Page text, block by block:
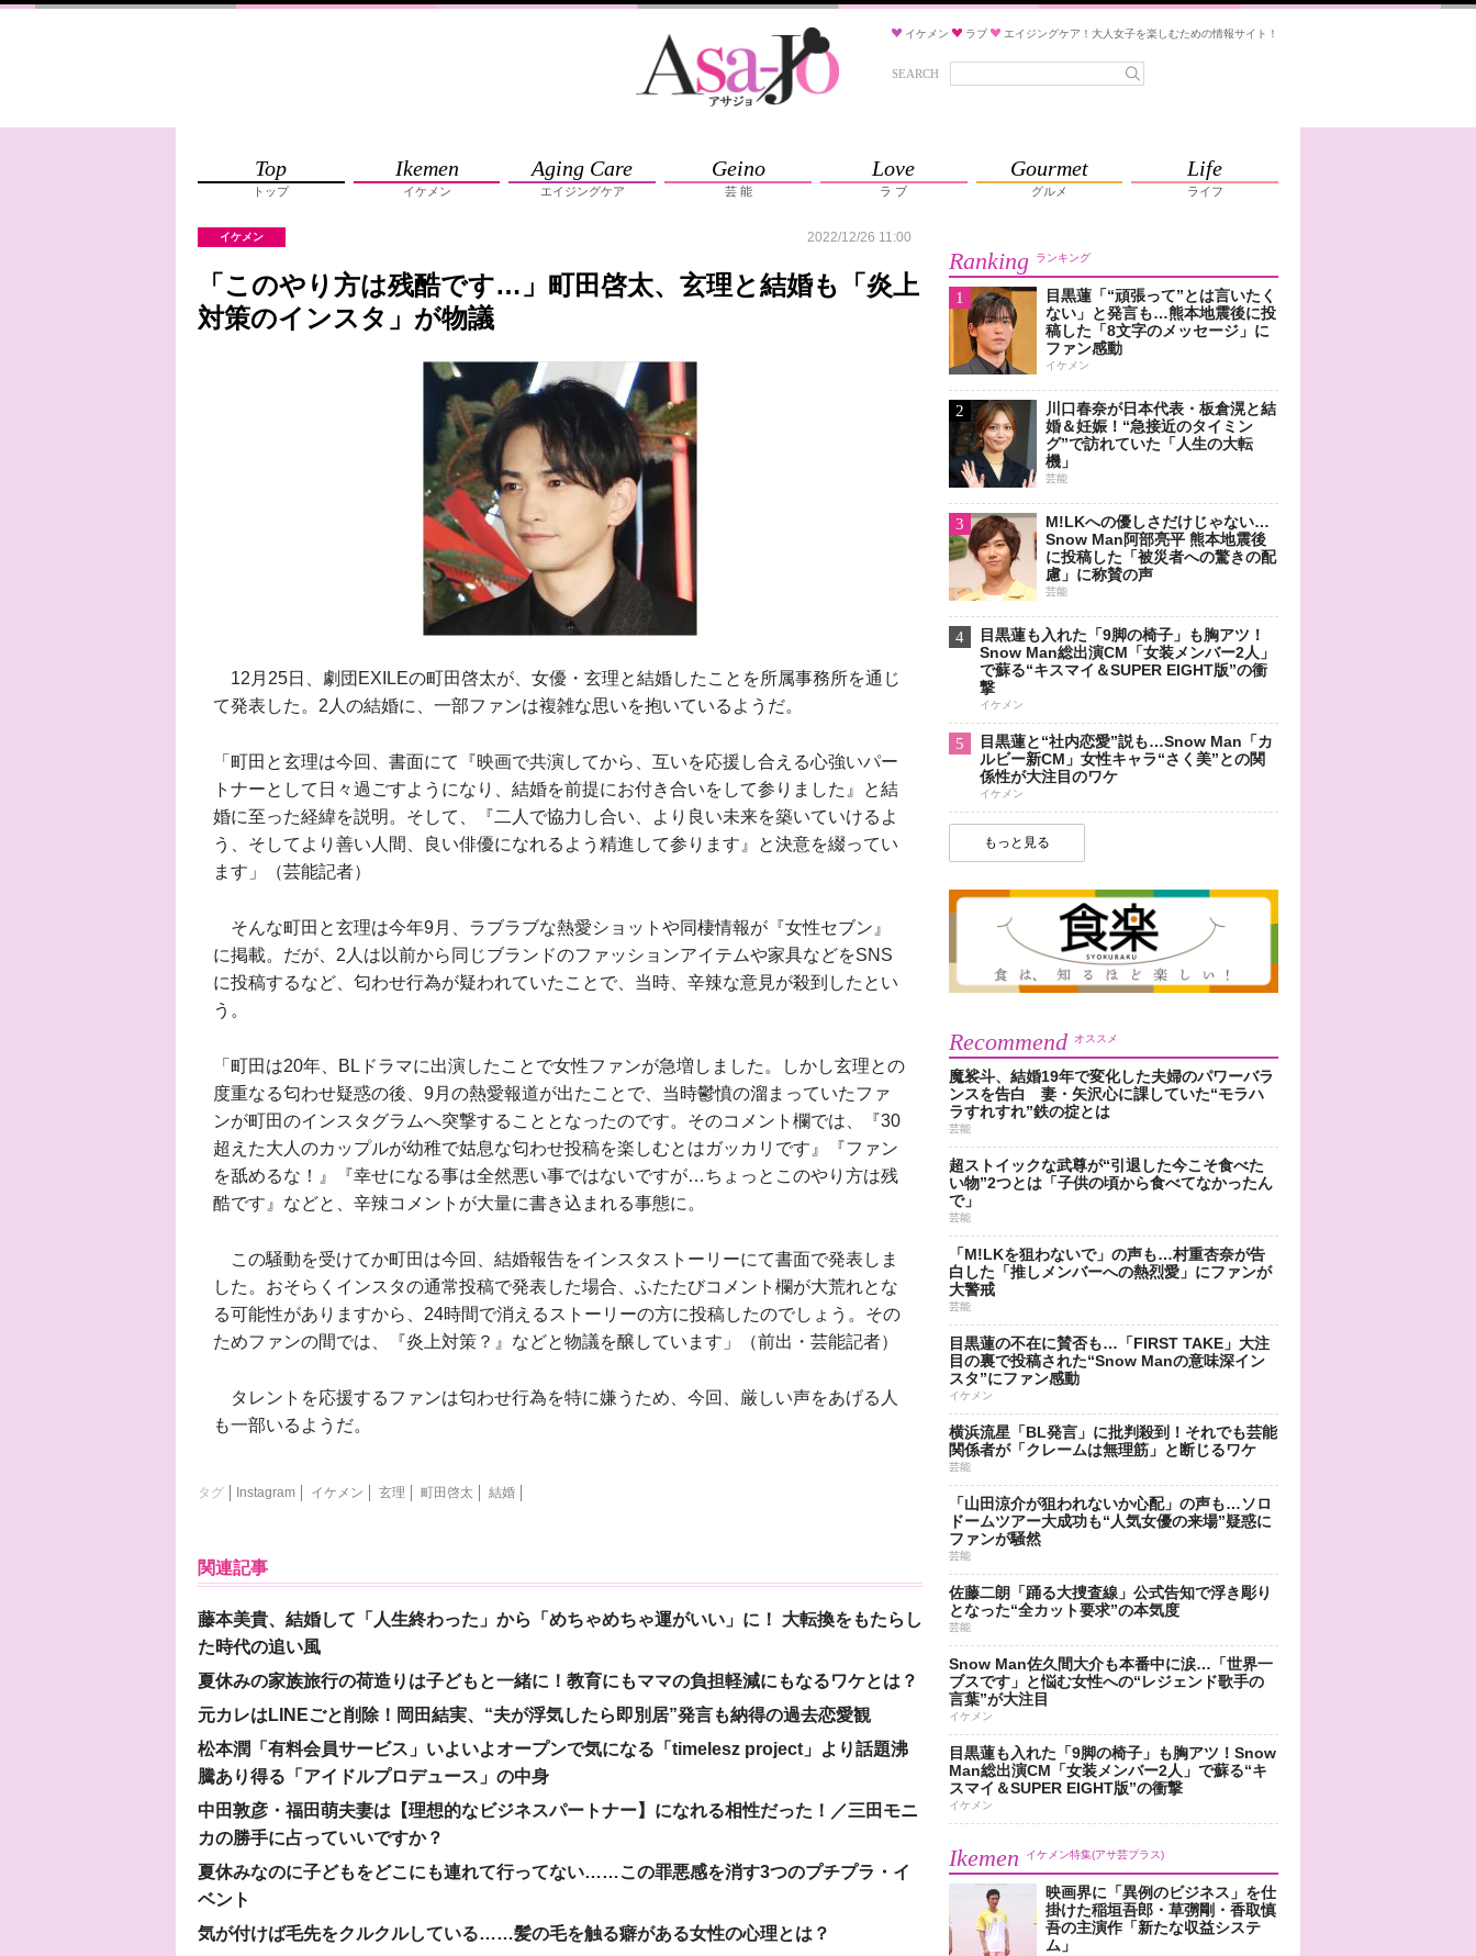
イケメン ラブ エイジングケア！大人女子を楽しむための情報サイト！
SEARCH
Top
トップ
Ikemen
イケメン
Aging Care
エイジングケア
Geino
芸 能
Love
ラ ブ
Gourmet
グルメ
Life
ライフ
イケメン 2022/12/26 11:00
「このやり方は残酷です…」町田啓太、玄理と結婚も「炎上
対策のインスタ」が物議
12月25日、劇団EXILEの町田啓太が、女優・玄理と結婚したことを所属事務所を通じ
て発表した。2人の結婚に、一部ファンは複雑な思いを抱いているようだ。
「町田と玄理は今回、書面にて『映画で共演してから、互いを応援し合える心強いパー
トナーとして日々過ごすようになり、結婚を前提にお付き合いをして参りました』と結
婚に至った経緯を説明。そして、『二人で協力し合い、より良い未来を築いていけるよ
う、そしてより善い人間、良い俳優になれるよう精進して参ります』と決意を綴ってい
ます」（芸能記者）
そんな町田と玄理は今年9月、ラブラブな熱愛ショットや同棲情報が『女性セブン』
に掲載。だが、2人は以前から同じブランドのファッションアイテムや家具などをSNS
に投稿するなど、匂わせ行為が疑われていたことで、当時、辛辣な意見が殺到したとい
う。
「町田は20年、BLドラマに出演したことで女性ファンが急増しました。しかし玄理との
度重なる匂わせ疑惑の後、9月の熱愛報道が出たことで、当時鬱憤の溜まっていたファ
ンが町田のインスタグラムへ突撃することとなったのです。そのコメント欄では、『30
超えた大人のカップルが幼稚で姑息な匂わせ投稿を楽しむとはガッカリです』『ファン
を舐めるな！』『幸せになる事は全然悪い事ではないですが…ちょっとこのやり方は残
酷です』などと、辛辣コメントが大量に書き込まれる事態に。
この騒動を受けてか町田は今回、結婚報告をインスタストーリーにて書面で発表しま
した。おそらくインスタの通常投稿で発表した場合、ふたたびコメント欄が大荒れとな
る可能性がありますから、24時間で消えるストーリーの方に投稿したのでしょう。その
ためファンの間では、『炎上対策？』などと物議を醸しています」（前出・芸能記者）
タレントを応援するファンは匂わせ行為を特に嫌うため、今回、厳しい声をあげる人
も一部いるようだ。
タグ Instagram イケメン 玄理 町田啓太 結婚
関連記事
藤本美貴、結婚して「人生終わった」から「めちゃめちゃ運がいい」に！ 大転換をもたらし
た時代の追い風
夏休みの家族旅行の荷造りは子どもと一緒に！教育にもママの負担軽減にもなるワケとは？
元カレはLINEごと削除！岡田結実、“夫が浮気したら即別居”発言も納得の過去恋愛観
松本潤「有料会員サービス」いよいよオープンで気になる「timelesz project」より話題沸
騰あり得る「アイドルプロデュース」の中身
中田敦彦・福田萌夫妻は【理想的なビジネスパートナー】になれる相性だった！／三田モニ
カの勝手に占っていいですか？
夏休みなのに子どもをどこにも連れて行ってない……この罪悪感を消す3つのプチプラ・イ
ベント
気が付けば毛先をクルクルしている……髪の毛を触る癖がある女性の心理とは？
Ranking ランキング
1
目黒蓮「“頑張って”とは言いたく
ない」と発言も…熊本地震後に投
稿した「8文字のメッセージ」に
ファン感動
イケメン
2
川口春奈が日本代表・板倉滉と結
婚＆妊娠！“急接近のタイミン
グ”で訪れていた「人生の大転
機」
芸能
3
M!LKへの優しさだけじゃない…
Snow Man阿部亮平 熊本地震後
に投稿した「被災者への驚きの配
慮」に称賛の声
芸能
4
目黒蓮も入れた「9脚の椅子」も胸アツ！
Snow Man総出演CM「女装メンバー2人」
で蘇る“キスマイ＆SUPER EIGHT版”の衝
撃
イケメン
5
目黒蓮と“社内恋愛”説も…Snow Man「カ
ルビー新CM」女性キャラ“さく美”との関
係性が大注目のワケ
イケメン
もっと見る
Recommend オススメ
魔裟斗、結婚19年で変化した夫婦のパワーバラ
ンスを告白 妻・矢沢心に課していた“モラハ
ラすれすれ”鉄の掟とは
芸能
超ストイックな武尊が“引退した今こそ食べた
い物”2つとは「子供の頃から食べてなかったん
で」
芸能
「M!LKを狙わないで」の声も…村重杏奈が告
白した「推しメンバーへの熱烈愛」にファンが
大警戒
芸能
目黒蓮の不在に賛否も…「FIRST TAKE」大注
目の裏で投稿された“Snow Manの意味深イン
スタ”にファン感動
イケメン
横浜流星「BL発言」に批判殺到！それでも芸能
関係者が「クレームは無理筋」と断じるワケ
芸能
「山田涼介が狙われないか心配」の声も…ソロ
ドームツアー大成功も“人気女優の来場”疑惑に
ファンが騒然
芸能
佐藤二朗「踊る大捜査線」公式告知で浮き彫り
となった“全カット要求”の本気度
芸能
Snow Man佐久間大介も本番中に涙…「世界一
ブスです」と悩む女性への“レジェンド歌手の
言葉”が大注目
イケメン
目黒蓮も入れた「9脚の椅子」も胸アツ！Snow
Man総出演CM「女装メンバー2人」で蘇る“キ
スマイ＆SUPER EIGHT版”の衝撃
イケメン
Ikemen イケメン特集(アサ芸プラス)
映画界に「異例のビジネス」を仕
掛けた稲垣吾郎・草彅剛・香取慎
吾の主演作「新たな収益システ
ム」